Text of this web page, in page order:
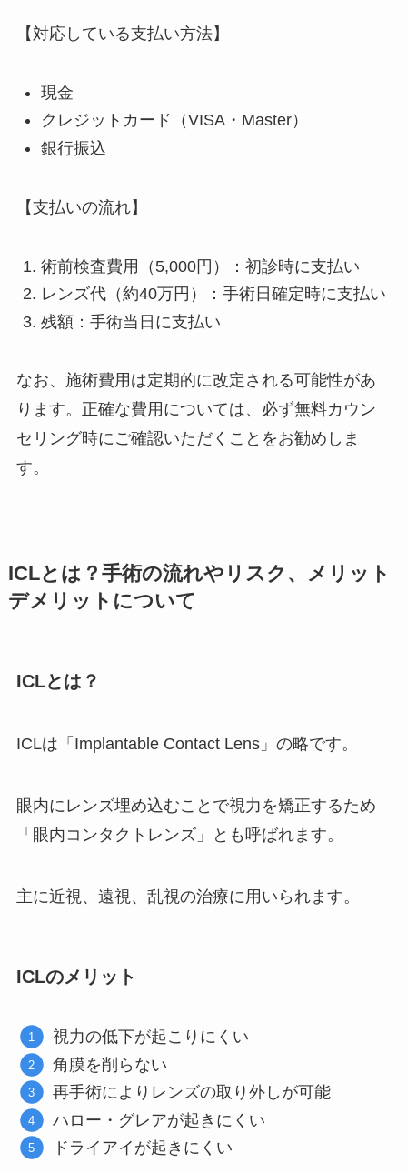
【対応している支払い方法】
現金
クレジットカード（VISA・Master）
銀行振込
【支払いの流れ】
術前検査費用（5,000円）：初診時に支払い
レンズ代（約40万円）：手術日確定時に支払い
残額：手術当日に支払い
なお、施術費用は定期的に改定される可能性があ
ります。正確な費用については、必ず無料カウン
セリング時にご確認いただくことをお勧めしま
す。
ICLとは？手術の流れやリスク、メリット
デメリットについて
ICLとは？
ICLは「Implantable Contact Lens」の略です。
眼内にレンズ埋め込むことで視力を矯正するため
「眼内コンタクトレンズ」とも呼ばれます。
主に近視、遠視、乱視の治療に用いられます。
ICLのメリット
視力の低下が起こりにくい
角膜を削らない
再手術によりレンズの取り外しが可能
ハロー・グレアが起きにくい
ドライアイが起きにくい